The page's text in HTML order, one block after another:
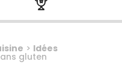
> Idées
gluten